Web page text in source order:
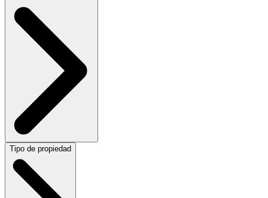
Tipo de propiedad